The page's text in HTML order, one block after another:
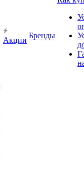
Акции
Бренды